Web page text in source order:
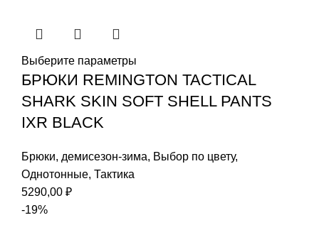
Выберите параметры
БРЮКИ REMINGTON TACTICAL
SHARK SKIN SOFT SHELL PANTS
IXR BLACK
Брюки, демисезон-зима, Выбор по цвету,
Однотонные, Тактика
5290,00 ₽
-19%